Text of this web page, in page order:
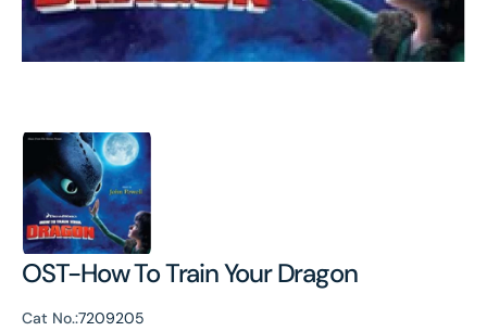
OST-How To Train Your Dragon
Cat No.:7209205